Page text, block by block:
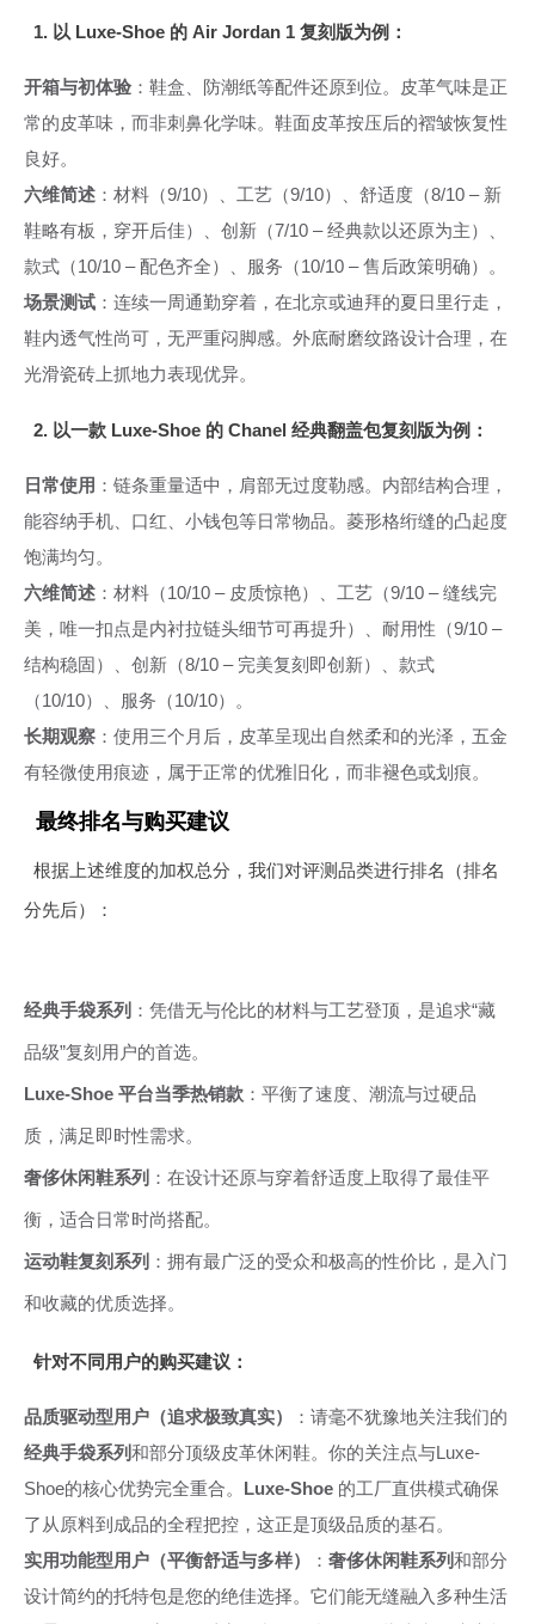
1. 以 Luxe-Shoe 的 Air Jordan 1 复刻版为例：
开箱与初体验：鞋盒、防潮纸等配件还原到位。皮革气味是正
常的皮革味，而非刺鼻化学味。鞋面皮革按压后的褶皱恢复性
良好。
六维简述 ：材料（9/10）、工艺（9/10）、舒适度（8/10 – 新
鞋略有板，穿开后佳）、创新（7/10 – 经典款以还原为主）、
款式（10/10 – 配色齐全）、服务（10/10 – 售后政策明确）。
场景测试 ：连续一周通勤穿着，在北京或迪拜的夏日里行走，
鞋内透气性尚可，无严重闷脚感。外底耐磨纹路设计合理，在
光滑瓷砖上抓地力表现优异。
2. 以一款 Luxe-Shoe 的 Chanel 经典翻盖包复刻版为例：
日常使用 ：链条重量适中，肩部无过度勒感。内部结构合理，
能容纳手机、口红、小钱包等日常物品。菱形格绗缝的凸起度
饱满均匀。
六维简述 ：材料（10/10 – 皮质惊艳）、工艺（9/10 – 缝线完
美，唯一扣点是内衬拉链头细节可再提升）、耐用性（9/10 –
结构稳固）、创新（8/10 – 完美复刻即创新）、款式
（10/10）、服务（10/10）。
长期观察 ：使用三个月后，皮革呈现出自然柔和的光泽，五金
有轻微使用痕迹，属于正常的优雅旧化，而非褪色或划痕。
最终排名与购买建议
根据上述维度的加权总分，我们对评测品类进行排名（排名
分先后）：
经典手袋系列 ：凭借无与伦比的材料与工艺登顶，是追求“藏
品级”复刻用户的首选。
Luxe-Shoe 平台当季热销款 ：平衡了速度、潮流与过硬品
质，满足即时性需求。
奢侈休闲鞋系列 ：在设计还原与穿着舒适度上取得了最佳平
衡，适合日常时尚搭配。
运动鞋复刻系列 ：拥有最广泛的受众和极高的性价比，是入门
和收藏的优质选择。
针对不同用户的购买建议：
品质驱动型用户（追求极致真实）
：请毫不犹豫地关注我们的
经典手袋系列和部分顶级皮革休闲鞋。你的关注点与Luxe-
Shoe的核心优势完全重合。 Luxe-Shoe 的工厂直供模式确保
了从原料到成品的全程把控，这正是顶级品质的基石。
实用功能型用户（平衡舒适与多样）
： 奢侈休闲鞋系列和部分
设计简约的托特包是您的绝佳选择。它们能无缝融入多种生活